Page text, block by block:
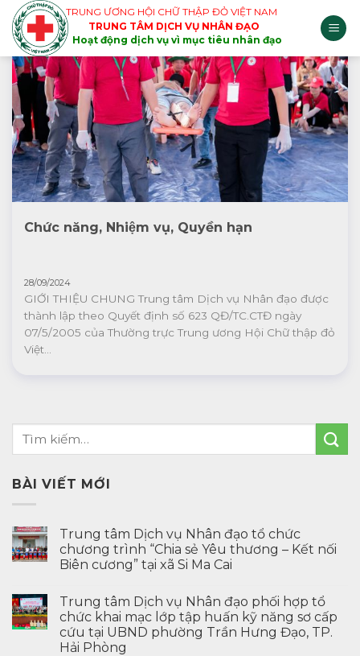
Skip
to
content
TRUNG ƯƠNG HỘI CHỮ THẬP ĐỎ VIỆT NAM
TRUNG TÂM DỊCH VỤ NHÂN ĐẠO
Hoạt động dịch vụ vì mục tiêu nhân đạo
Chức năng, Nhiệm vụ, Quyền hạn
28/09/2024
GIỚI THIỆU CHUNG Trung tâm Dịch vụ Nhân đạo được
thành lập theo Quyết định số 623 QĐ/TC.CTĐ ngày
07/5/2005 của Thường trực Trung ương Hội Chữ thập đỏ
Việt...
BÀI VIẾT MỚI
Trung tâm Dịch vụ Nhân đạo tổ chức
chương trình “Chia sẻ Yêu thương – Kết nối
Biên cương” tại xã Si Ma Cai
Trung tâm Dịch vụ Nhân đạo phối hợp tổ
chức khai mạc lớp tập huấn kỹ năng sơ cấp
cứu tại UBND phường Trần Hưng Đạo, TP.
Hải Phòng